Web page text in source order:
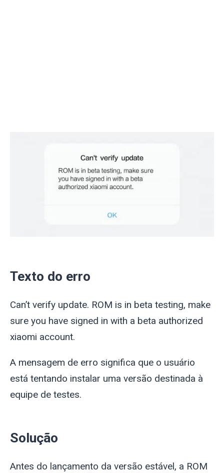
Texto do erro
Can’t verify update. ROM is in beta testing, make
sure you have signed in with a beta authorized
xiaomi account.
A mensagem de erro significa que o usuário
está tentando instalar uma versão destinada à
equipe de testes.
Solução
Antes do lançamento da versão estável, a ROM